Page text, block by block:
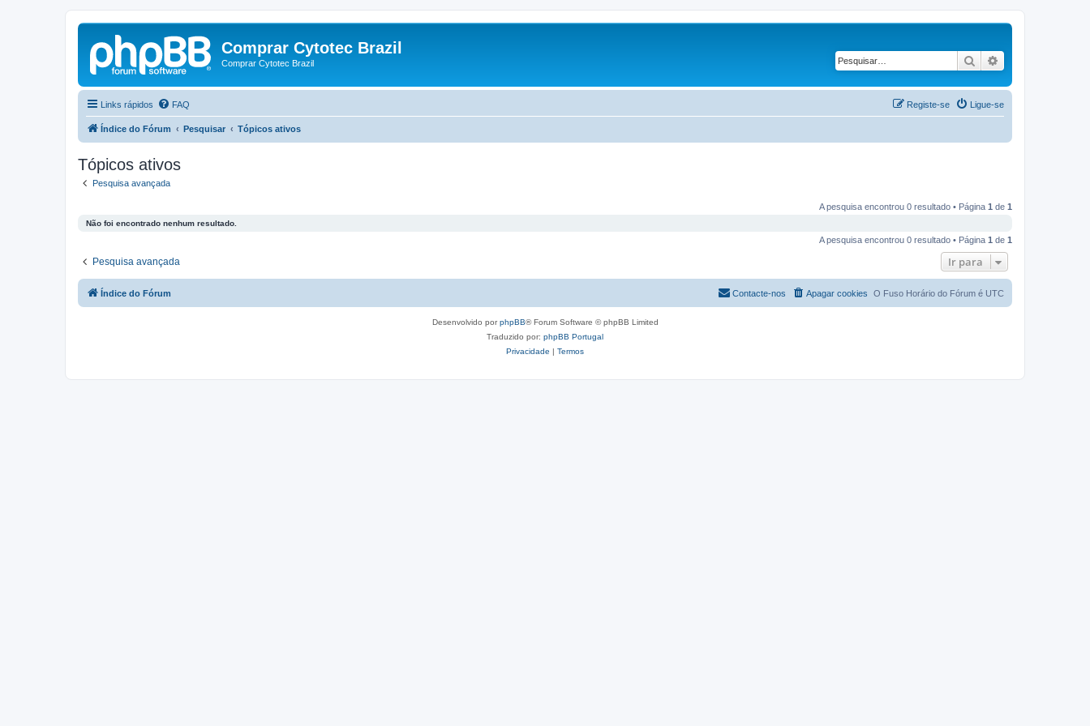
Comprar Cytotec Brazil
Comprar Cytotec Brazil Pesquisar
Links rápidos FAQ Ligue-se
Registe-se
Índice do Fórum Pesquisar Tópicos ativos
Tópicos ativos
Pesquisa avançada
A pesquisa encontrou 0 resultado • Página 1 de 1
Não foi encontrado nenhum resultado.
A pesquisa encontrou 0 resultado • Página 1 de 1
Pesquisa avançada Ir para
Índice do Fórum O Fuso Horário do Fórum é UTC
Apagar cookies
Contacte-nos
Desenvolvido porphpBB® Forum Software © phpBB Limited
Traduzido por: phpBB Portugal
Privacidade | Termos